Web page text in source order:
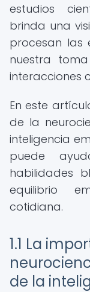
estudios
brinda una
procesan las
nuestra
interacciones
En este
de la
inteligencia
puede
habilidades
equilibrio
cotidiana.
1.1 La
de la